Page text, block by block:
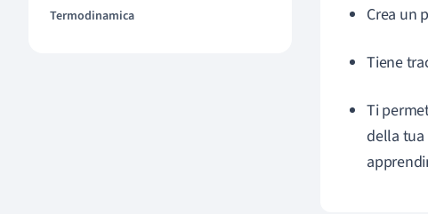
Termodinamica
Crea un
Tiene
Ti
della tua